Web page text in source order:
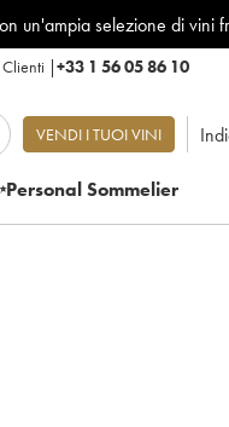
un'ampia selezione di vini
|+33 1 56 05 86 10
VENDI I TUOI VINI
Sommelier